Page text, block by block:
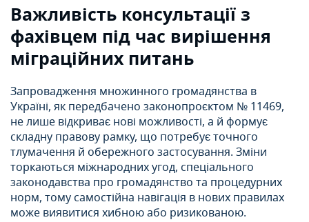
Важливість консультації з
фахівцем під час вирішення
міграційних питань
Запровадження множинного громадянства в
Україні, як передбачено законопроєктом № 11469,
не лише відкриває нові можливості, а й формує
складну правову рамку, що потребує точного
тлумачення й обережного застосування. Зміни
торкаються міжнародних угод, спеціального
законодавства про громадянство та процедурних
норм, тому самостійна навігація в нових правилах
може виявитися хибною або ризикованою.